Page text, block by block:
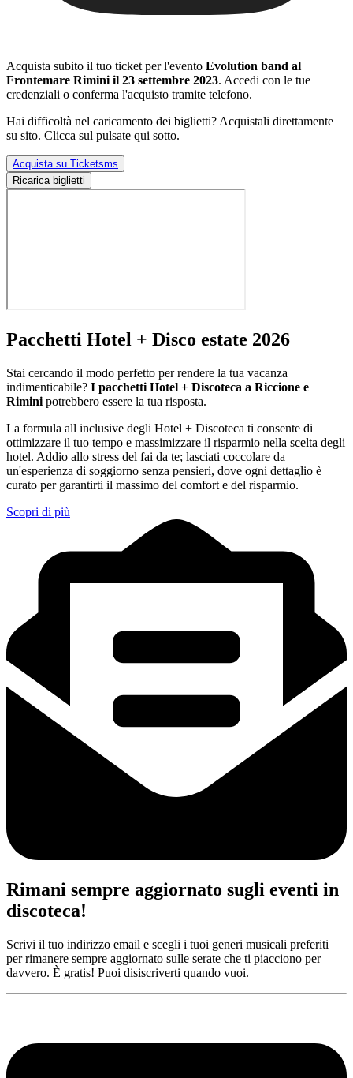
Acquista subito il tuo ticket per l'evento Evolution band al
Frontemare Rimini il 23 settembre 2023. Accedi con le tue
credenziali o conferma l'acquisto tramite telefono.
Hai difficoltà nel caricamento dei biglietti? Acquistali direttamente
su sito. Clicca sul pulsate qui sotto.
Acquista su Ticketsms
Ricarica biglietti
Pacchetti Hotel + Disco estate 2026
Stai cercando il modo perfetto per rendere la tua vacanza
indimenticabile? I pacchetti Hotel + Discoteca a Riccione e
Rimini potrebbero essere la tua risposta.
La formula all inclusive degli Hotel + Discoteca ti consente di
ottimizzare il tuo tempo e massimizzare il risparmio nella scelta degli
hotel. Addio allo stress del fai da te; lasciati coccolare da
un'esperienza di soggiorno senza pensieri, dove ogni dettaglio è
curato per garantirti il massimo del comfort e del risparmio.
Scopri di più
Rimani sempre aggiornato sugli eventi in
discoteca!
Scrivi il tuo indirizzo email e scegli i tuoi generi musicali preferiti
per rimanere sempre aggiornato sulle serate che ti piacciono per
davvero. È gratis! Puoi disiscriverti quando vuoi.